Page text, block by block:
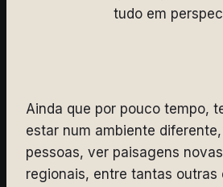
tudo em
Ainda que por pouco tempo,
estar num ambiente
pessoas, ver paisagens
regionais, entre tantas outras